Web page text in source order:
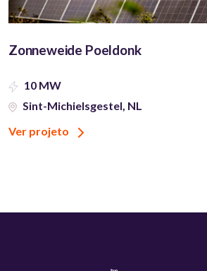
Zonneweide Poeldonk
10 MW
Sint-Michielsgestel, NL
Ver projeto